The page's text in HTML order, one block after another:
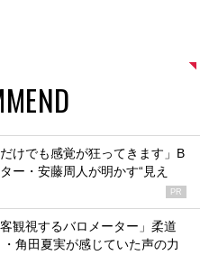
けでも感覚が狂ってきます」B
ー・安藤周人が明かす“見え
PR
観視するバロメーター」柔道
角田夏実が感じていた声の力